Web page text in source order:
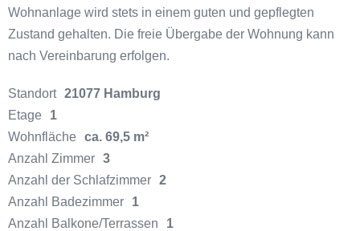
Wohnanlage wird stets in einem guten und gepflegten
Zustand gehalten. Die freie Übergabe der Wohnung kann
nach Vereinbarung erfolgen.
Standort 21077 Hamburg
Etage
1
Wohnfläche ca. 69,5 m²
Anzahl Zimmer 3
Anzahl der Schlafzimmer 2
Anzahl Badezimmer
1
Anzahl Balkone/Terrassen
1